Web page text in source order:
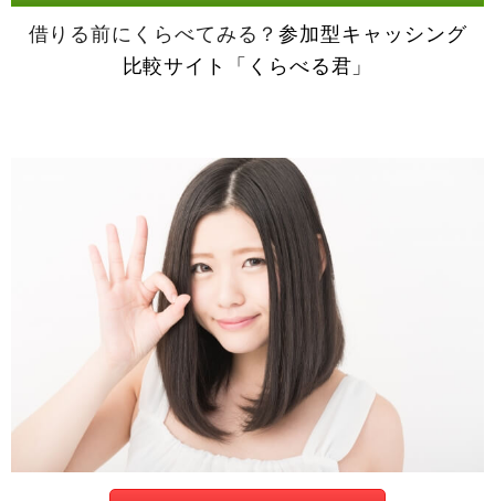
借りる前にくらべてみる？参加型キャッシング
比較サイト「くらべる君」